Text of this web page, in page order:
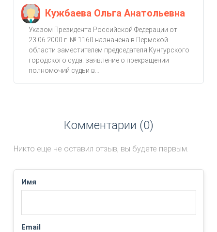
Кужбаева Ольга Анатольевна
Указом Президента Российской Федерации от
23.06.2000 г. № 1160 назначена в Пермской
области заместителем председателя Кунгурского
городского суда. заявление о прекращении
полномочий судьи в...
Комментарии (0)
Никто еще не оставил отзыв, вы будете первым.
Имя
Email